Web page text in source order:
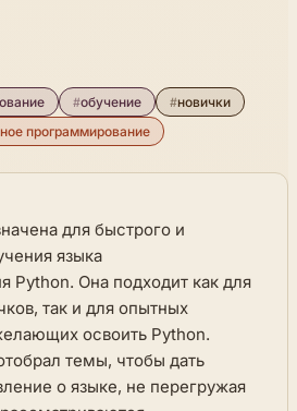
#обучение #новички
программирование
для быстрого и
языка
Python. Она подходит как для
так и для опытных
освоить Python.
темы, чтобы дать
о языке, не перегружая